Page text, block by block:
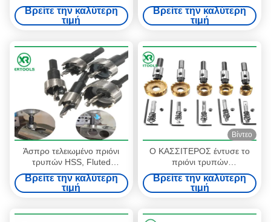
βαθύ, 4/6 μεταβλητό δόντια
TPI πριόνι τρυπών μετάλλων
τέμνον
Βρείτε την καλύτερη
τιμή
άκρη ενωμένη στενά
επιφάνεια ζωγραφικής
χρώματος πριονιών τρυπών
Βρείτε την καλύτερη
τιμή
Άσπρο τελειωμένο πριόνι
τρυπών HSS, Fluted
διάτρηση μετάλλων πριονιών
τρυπών μετάλλων δοντιών
Βρείτε την καλύτερη
τιμή
Βίντεο
Ο ΚΑΣΣΙΤΕΡΟΣ έντυσε το
πριόνι τρυπών
τετρ.μέτρου/4341 HSS,
πλήρως αλεσμένος κόπτης
πριονιών τρυπών κομματιών
Βρείτε την καλύτερη
τιμή